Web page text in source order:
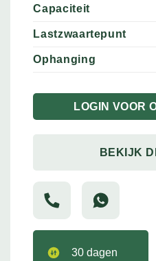
Capaciteit
Lastzwaartepunt
Ophanging
LOGIN VOOR
BEKIJK
30 dagen